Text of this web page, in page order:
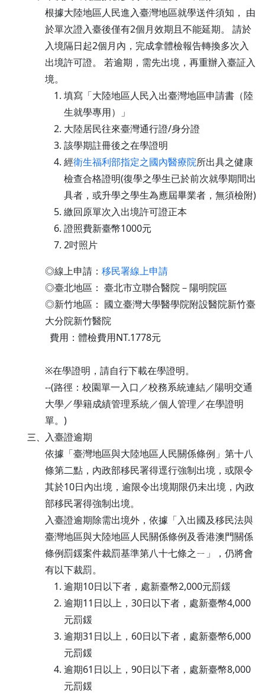
根據大陸地區人民進入臺灣地區就學送件須知， 由
於單次證入臺後僅有2個月效期且不能延期。 請於
入境隔日起2個月內，完成拿體檢報告轉換多次入
出境許可證。 若逾期，需先出境，再重辦入臺証入
境。
填寫「大陸地區人民入出臺灣地區申請書（陸
生就學專用）」
大陸居民往來臺灣通行證/身分證
該學期註冊後之在學證明
經衛生福利部指定之國內醫療院所出具之健康
檢查合格證明(復學之學生已於前次就學期間出
具者，或升學之學生為應屆畢業者，無須檢附)
繳回原單次入出境許可證正本
證照費新臺幣1000元
2吋照片
◎線上申請： 移民署線上申請
◎臺北地區： 臺北市立聯合醫院－陽明院區
◎新竹地區： 國立臺灣大學醫學院附設醫院新竹臺
大分院新竹醫院
費用：體檢費用NT.1778元
※在學證明，請自行下載在學證明。
--(路徑：校園單一入口／校務系統連結／陽明交通
大學／學籍成績管理系統／個人管理／在學證明
單。)
三、 入臺證逾期
依據「臺灣地區與大陸地區人民關係條例」第十八
條第二點，內政部移民署得逕行強制出境，或限令
其於10日內出境，逾限令出境期限仍未出境，內政
部移民署得強制出境。
入臺證逾期除需出境外，依據「入出國及移民法與
臺灣地區與大陸地區人民關係條例及香港澳門關係
條例罰鍰案件裁罰基準第八十七條之ㄧ」，仍將會
有以下裁罰。
逾期10日以下者，處新臺幣2,000元罰鍰
逾期11日以上，30日以下者，處新臺幣4,000
元罰鍰
逾期31日以上，60日以下者，處新臺幣6,000
元罰鍰
逾期61日以上，90日以下者，處新臺幣8,000
元罰鍰